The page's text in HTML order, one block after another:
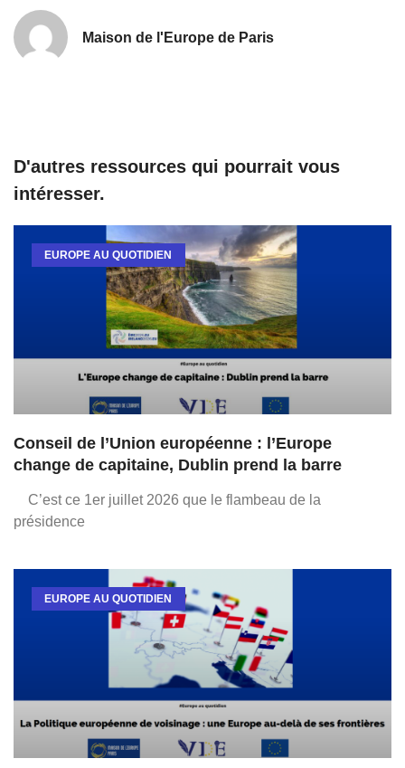
Maison de l'Europe de Paris
D'autres ressources qui pourrait vous
intéresser.
EUROPE AU QUOTIDIEN
Conseil de l’Union européenne : l’Europe
change de capitaine, Dublin prend la barre
C’est ce 1er juillet 2026 que le flambeau de la
présidence
EUROPE AU QUOTIDIEN